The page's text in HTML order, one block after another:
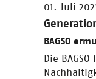
01. Juli
BAGSO
Die